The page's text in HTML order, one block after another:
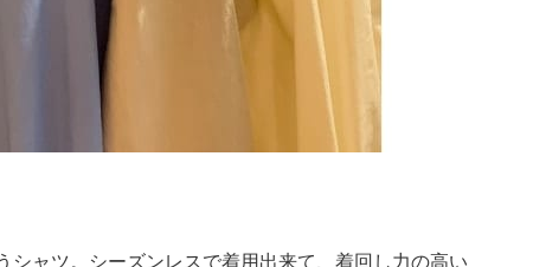
シャツ。シーズンレスで着用出来て、着回し力の高い